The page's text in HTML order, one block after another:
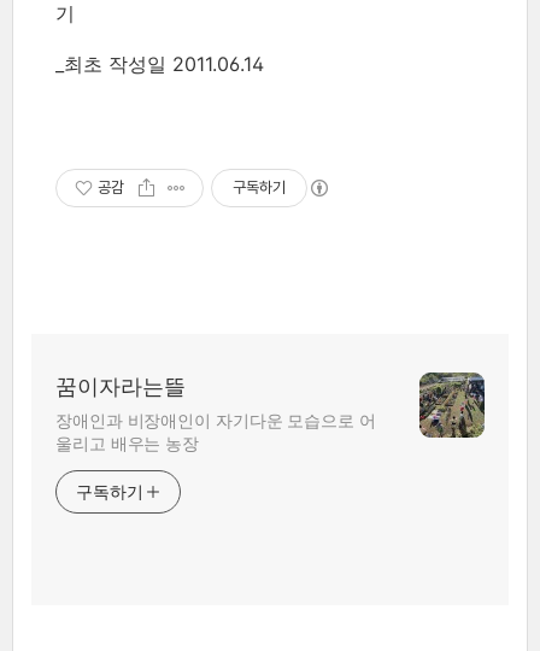
기
_최초 작성일 2011.06.14
공감 구독하기
꿈이자라는뜰
장애인과 비장애인이 자기다운 모습으로 어
울리고 배우는 농장
구독하기